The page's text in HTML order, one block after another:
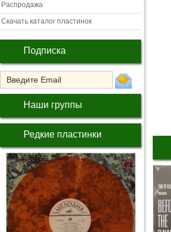
Распродажа
Скачать каталог пластинок
Подписка
Наши группы
Редкие пластинки